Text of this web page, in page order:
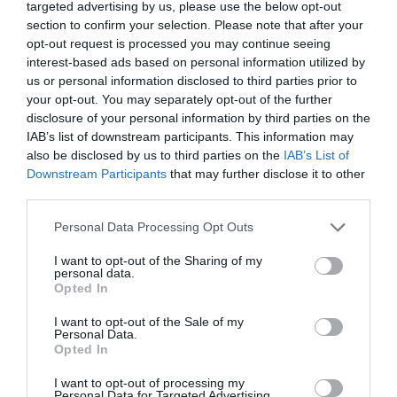
targeted advertising by us, please use the below opt-out
section to confirm your selection. Please note that after your
opt-out request is processed you may continue seeing
interest-based ads based on personal information utilized by
us or personal information disclosed to third parties prior to
your opt-out. You may separately opt-out of the further
disclosure of your personal information by third parties on the
IAB’s list of downstream participants. This information may
also be disclosed by us to third parties on the IAB’s List of
Downstream Participants that may further disclose it to other
Please note that this website/app uses one or more Google
not limited to your visit or usage behaviour. You may click to
grant or deny consent to Google and its third-party tags to
use your data for below specified purposes in below Google
consent section.
Personal Data Processing Opt Outs
I want to opt-out of the Sharing of my
personal data.
Opted In
I want to opt-out of the Sale of my
Personal Data.
Opted In
I want to opt-out of processing my
Shutterstock
Amellett, hogy a diófélék rendkívül táplálóak még
ízletesek is. A magnéziumban különösen gazdag
diófélék közé tartozik például a mandula, a kesudió